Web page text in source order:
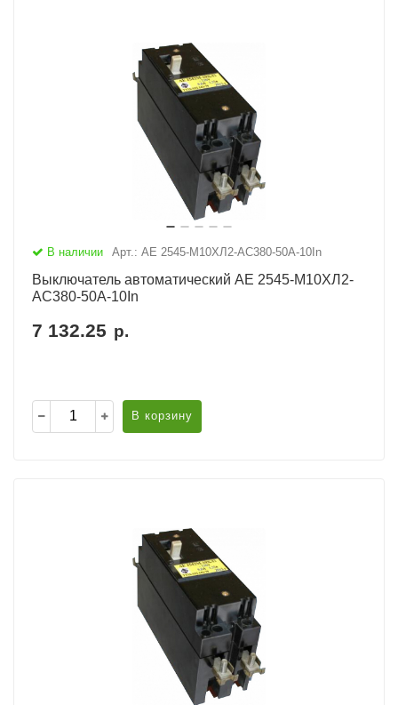
В наличии Арт.: АЕ 2545-М10ХЛ2-AC380-50А-10In
Выключатель автоматический АЕ 2545-М10ХЛ2-
AC380-50А-10In
7 132.25 р.
В корзину